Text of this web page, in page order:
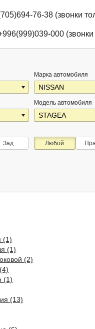
76-38 (звонки
000
Марка автомобиля
Модель автомобиля
Зад Любой
(1)
(1)
(2)
(1)
(13)